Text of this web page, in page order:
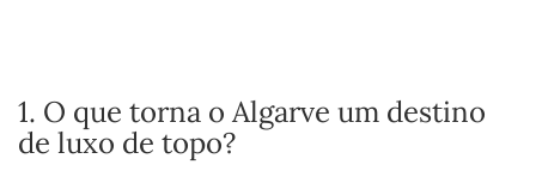
1. O que torna o Algarve um destino
de luxo de topo?